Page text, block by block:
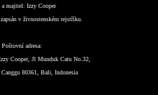
a majitel: Izzy Cooper
v živnostenském rejstříku.
Poštovní adresa:
Cooper, Jl Munduk Catu No.32,
80361, Bali, Indonesia